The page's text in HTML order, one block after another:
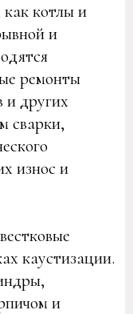
котлы и
и
ремонты
и других
сварки,
износ и
каустизации.
и